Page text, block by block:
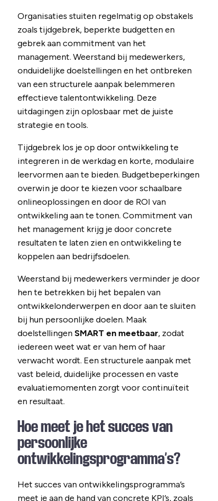
Organisaties stuiten regelmatig op obstakels
zoals tijdgebrek, beperkte budgetten en
gebrek aan commitment van het
management. Weerstand bij medewerkers,
onduidelijke doelstellingen en het ontbreken
van een structurele aanpak belemmeren
effectieve talentontwikkeling. Deze
uitdagingen zijn oplosbaar met de juiste
strategie en tools.
Tijdgebrek los je op door ontwikkeling te
integreren in de werkdag en korte, modulaire
leervormen aan te bieden. Budgetbeperkingen
overwin je door te kiezen voor schaalbare
onlineoplossingen en door de ROI van
ontwikkeling aan te tonen. Commitment van
het management krijg je door concrete
resultaten te laten zien en ontwikkeling te
koppelen aan bedrijfsdoelen.
Weerstand bij medewerkers verminder je door
hen te betrekken bij het bepalen van
ontwikkelonderwerpen en door aan te sluiten
bij hun persoonlijke doelen. Maak
doelstellingenSMART en meetbaar, zodat
iedereen weet wat er van hem of haar
verwacht wordt. Een structurele aanpak met
vast beleid, duidelijke processen en vaste
evaluatiemomenten zorgt voor continuïteit
en resultaat.
Hoe meet je het succes van
persoonlijke
ontwikkelingsprogramma’s?
Het succes van ontwikkelingsprogramma’s
meet je aan de hand van concrete KPI’s, zoals